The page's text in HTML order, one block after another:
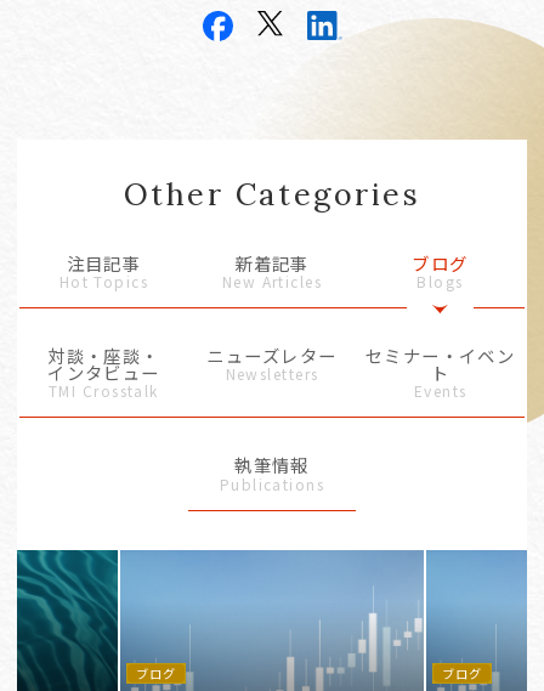
Other Categories
注目記事
Hot Topics
新着記事
New Articles
ブログ
Blogs
対談・座談・
インタビュー
TMI Crosstalk
ニューズレター
Newsletters
セミナー・イベン
ト
Events
執筆情報
Publications
ブログ ブログ